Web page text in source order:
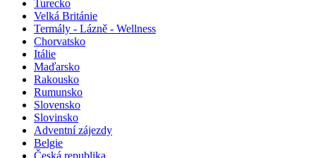
Turecko
Velká Británie
Termály - Lázně - Wellness
Chorvatsko
Itálie
Maďarsko
Rakousko
Rumunsko
Slovensko
Slovinsko
Adventní zájezdy
Belgie
Česká republika